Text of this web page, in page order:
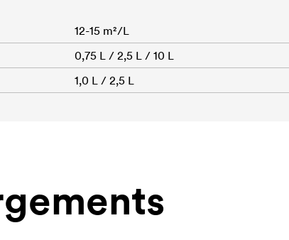
12-15 m²/L
0,75 L / 2,5 L / 10 L
1,0 L / 2,5 L